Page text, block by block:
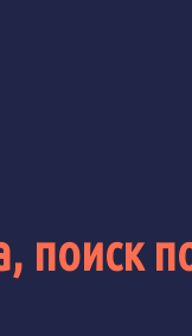
поиск